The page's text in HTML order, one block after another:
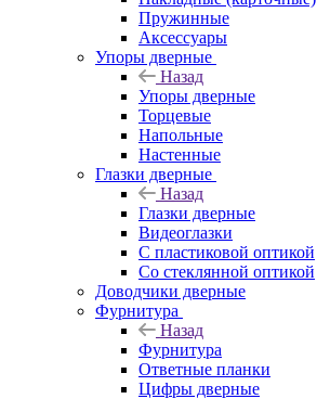
Пружинные
Аксессуары
Упоры дверные
Назад
Упоры дверные
Торцевые
Напольные
Настенные
Глазки дверные
Назад
Глазки дверные
Видеоглазки
С пластиковой оптикой
Со стеклянной оптикой
Доводчики дверные
Фурнитура
Назад
Фурнитура
Ответные планки
Цифры дверные